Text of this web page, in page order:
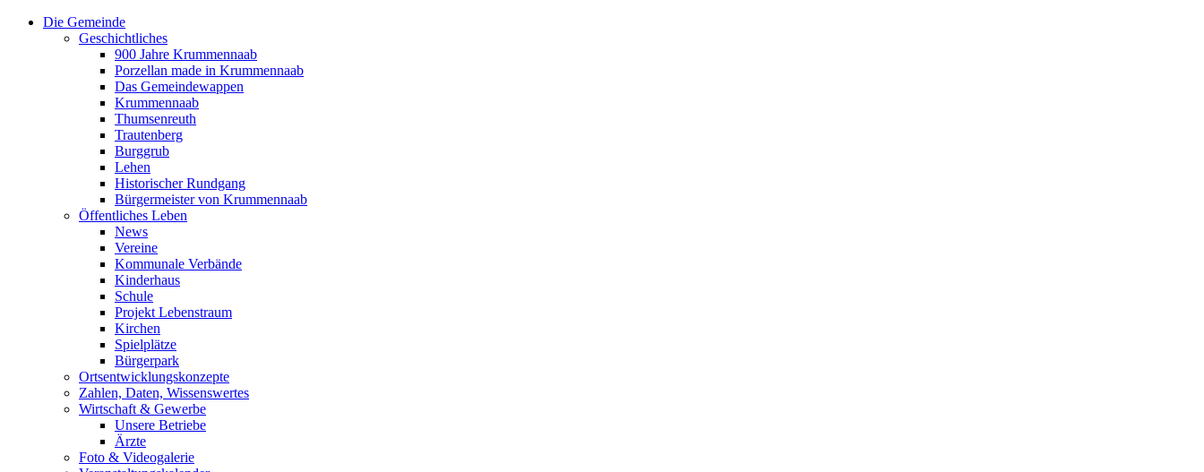
Die Gemeinde
Geschichtliches
900 Jahre Krummennaab
Porzellan made in Krummennaab
Das Gemeindewappen
Krummennaab
Thumsenreuth
Trautenberg
Burggrub
Lehen
Historischer Rundgang
Bürgermeister von Krummennaab
Öffentliches Leben
News
Vereine
Kommunale Verbände
Kinderhaus
Schule
Projekt Lebenstraum
Kirchen
Spielplätze
Bürgerpark
Ortsentwicklungskonzepte
Zahlen, Daten, Wissenswertes
Wirtschaft & Gewerbe
Unsere Betriebe
Ärzte
Foto & Videogalerie